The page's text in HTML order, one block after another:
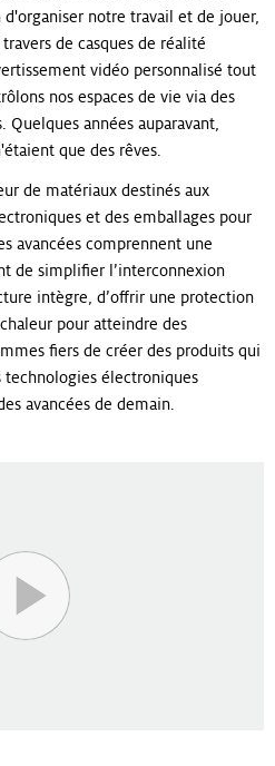
notre travail et de jouer,
de casques de réalité
vidéo personnalisé tout
nos espaces de vie via des
années auparavant,
que des rêves.
de matériaux destinés aux
et des emballages pour
avancées comprennent une
de simplifier l’interconnexion
intègre, d’offrir une protection
pour atteindre des
fiers de créer des produits qui
électroniques
avancées de demain.